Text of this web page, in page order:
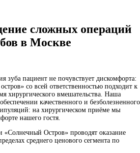
сложных операций
в Москве
зуба пациент не почувствует дискомфорта:
со всей ответственностью подходит к
хирургического вмешательства. Наша
качественного и безболезненного
на хирургическом приёме мы
нашего гостя.
«Солнечный Остров» проводят оказание
среднего ценового сегмента по